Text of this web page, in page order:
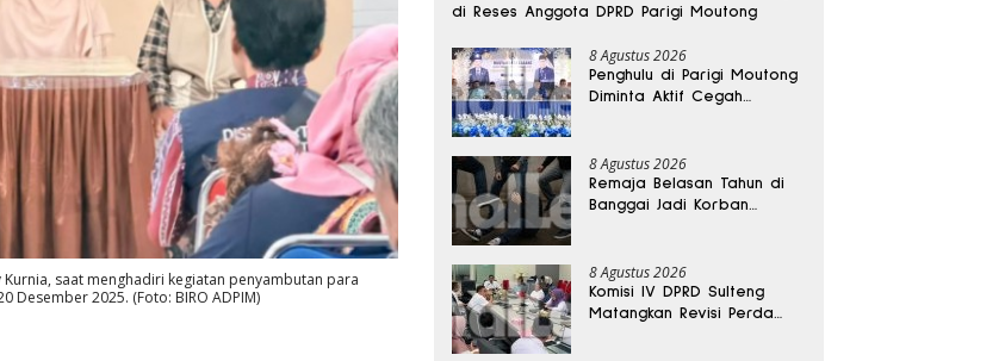
saat menghadiri kegiatan penyambutan para
Desember 2025. (Foto: BIRO ADPIM)
di Reses Anggota DPRD Parigi Moutong
8 Agustus 2026
Penghulu di Parigi Moutong
Diminta Aktif Cegah
8 Agustus 2026
Remaja Belasan Tahun di
Banggai Jadi Korban
8 Agustus 2026
Komisi IV DPRD Sulteng
Matangkan Revisi Perda